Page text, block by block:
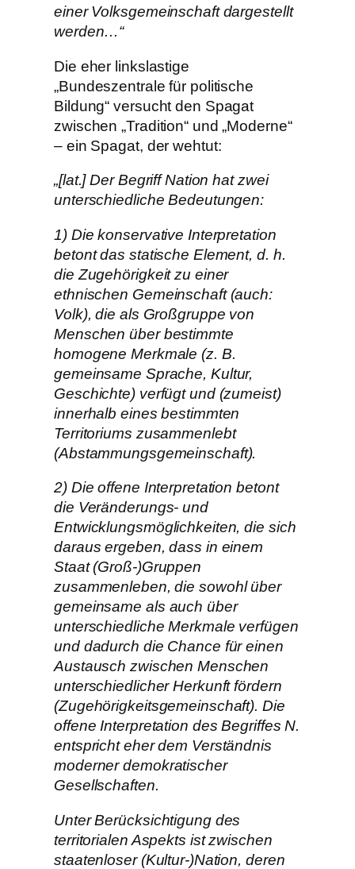
einer Volksgemeinschaft dargestellt
werden…“
Die eher linkslastige
„Bundeszentrale für politische
Bildung“ versucht den Spagat
zwischen „Tradition“ und „Moderne“
– ein Spagat, der wehtut:
„[lat.] Der Begriff Nation hat zwei
unterschiedliche Bedeutungen:
1) Die konservative Interpretation
betont das statische Element, d. h.
die Zugehörigkeit zu einer
ethnischen Gemeinschaft (auch:
Volk), die als Großgruppe von
Menschen über bestimmte
homogene Merkmale (z. B.
gemeinsame Sprache, Kultur,
Geschichte) verfügt und (zumeist)
innerhalb eines bestimmten
Territoriums zusammenlebt
(Abstammungsgemeinschaft).
2) Die offene Interpretation betont
die Veränderungs- und
Entwicklungsmöglichkeiten, die sich
daraus ergeben, dass in einem
Staat (Groß-)Gruppen
zusammenleben, die sowohl über
gemeinsame als auch über
unterschiedliche Merkmale verfügen
und dadurch die Chance für einen
Austausch zwischen Menschen
unterschiedlicher Herkunft fördern
(Zugehörigkeitsgemeinschaft). Die
offene Interpretation des Begriffes N.
entspricht eher dem Verständnis
moderner demokratischer
Gesellschaften.
Unter Berücksichtigung des
territorialen Aspekts ist zwischen
staatenloser (Kultur-)Nation, deren